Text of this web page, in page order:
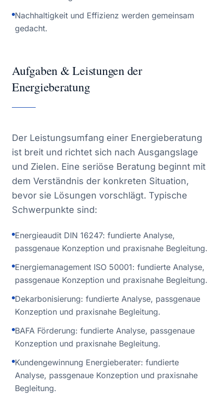
Nachhaltigkeit und Effizienz werden gemeinsam
gedacht.
Aufgaben & Leistungen der
Energieberatung
Der Leistungsumfang einer Energieberatung
ist breit und richtet sich nach Ausgangslage
und Zielen. Eine seriöse Beratung beginnt mit
dem Verständnis der konkreten Situation,
bevor sie Lösungen vorschlägt. Typische
Schwerpunkte sind:
Energieaudit DIN 16247: fundierte Analyse,
passgenaue Konzeption und praxisnahe Begleitung.
Energiemanagement ISO 50001: fundierte Analyse,
passgenaue Konzeption und praxisnahe Begleitung.
Dekarbonisierung: fundierte Analyse, passgenaue
Konzeption und praxisnahe Begleitung.
BAFA Förderung: fundierte Analyse, passgenaue
Konzeption und praxisnahe Begleitung.
Kundengewinnung Energieberater: fundierte
Analyse, passgenaue Konzeption und praxisnahe
Begleitung.